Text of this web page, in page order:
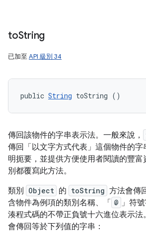
toString
已加至 API 級別 34
public String toString ()
傳回該物件的字串表示法。一般來說，
傳回「以文字方式代表」這個物件的字
明扼要，並提供方便使用者閱讀的豐
別都覆寫此方法。
類別
Object 的 toString 方法會傳
含物件為例項的類別名稱、「
@ 」符
湊程式碼的不帶正負號十六進位表示
會傳回等於下列值的字串：